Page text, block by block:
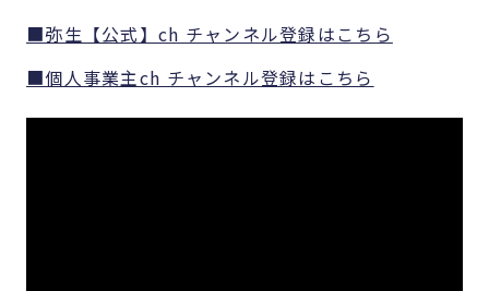
■弥生【公式】ch チャンネル登録はこちら
■個人事業主ch チャンネル登録はこちら